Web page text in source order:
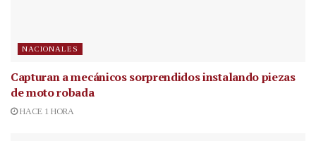
NACIONALES
Capturan a mecánicos sorprendidos instalando piezas
de moto robada
HACE 1 HORA